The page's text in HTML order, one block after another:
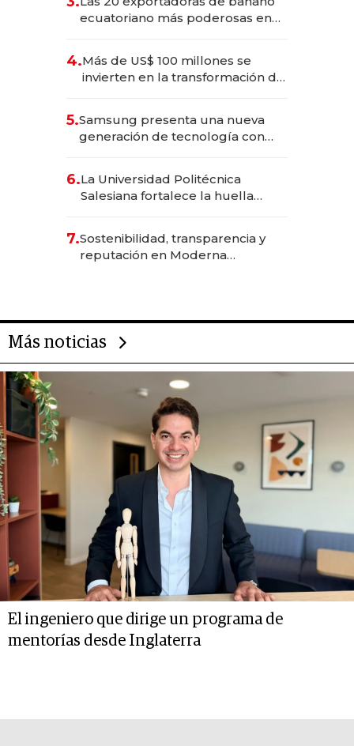
ecuatoriano más poderosas en
4.Más de US$ 100 millones se
invierten en la transformación de
5.Samsung presenta una nueva
generación de tecnología con
6.La Universidad Politécnica
Salesiana fortalece la huella
7.Sostenibilidad, transparencia y
reputación en Moderna
Más noticias
El ingeniero que dirige un programa de
mentorías desde Inglaterra